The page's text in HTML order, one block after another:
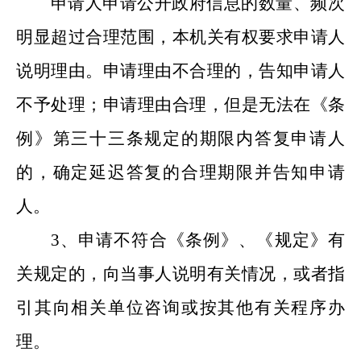
明显超过合理范围，本机关有权要求申请人
说明理由。申请理由不合理的，告知申请人
不予处理；申请理由合理，但是无法在《条
例》第三十三条规定的期限内答复申请人
的，确定延迟答复的合理期限并告知申请
人。
3、申请不符合《条例》、《规定》有
关规定的，向当事人说明有关情况，或者指
引其向相关单位咨询或按其他有关程序办
理。